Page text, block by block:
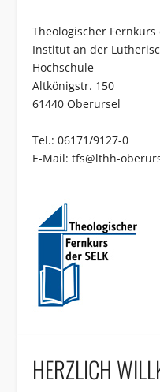
Theologischer Fernkurs
Institut an der
Hochschule
Altkönigstr. 150
61440 Oberursel
Tel.: 06171/9127-0
E-Mail: tfs@lthh-
HERZLICH